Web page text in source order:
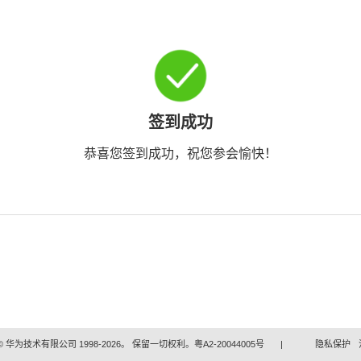
签到成功
恭喜您签到成功，祝您参会愉快！
华为技术有限公司 1998-2026。 保留一切权利。粤A2-20044005号 | 隐私保护